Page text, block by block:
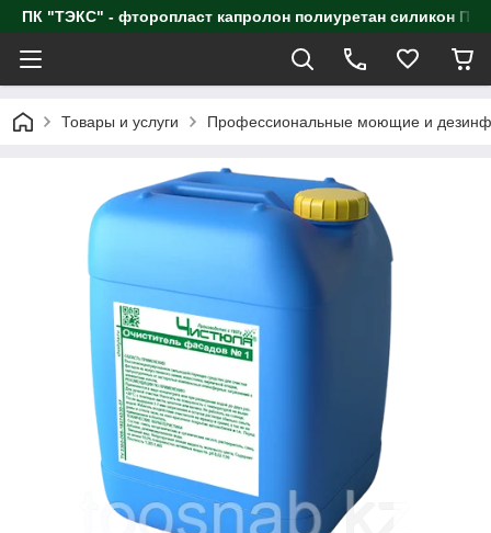
ПК "ТЭКС" - фторопласт капролон полиуретан
Товары и услуги Профессиональные моющие и